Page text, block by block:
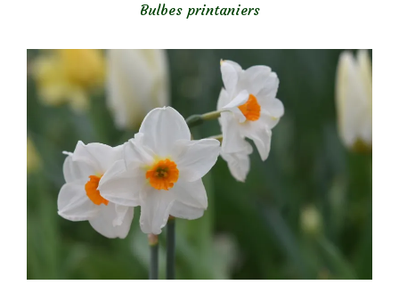
Bulbes printaniers